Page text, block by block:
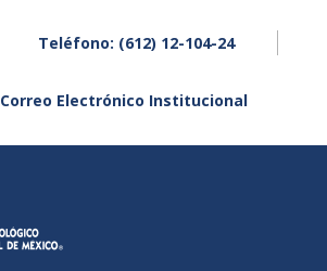
Teléfono: (612) 12-104-24
Correo Electrónico Institucional